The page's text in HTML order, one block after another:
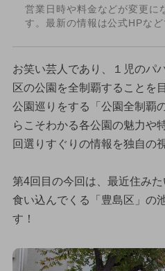
営業日時や料金などが変更に
す。最新の情報は公式HPなど
お笑い芸人であり、１児のパ
区の公園を全制覇することを
公園巡りをする「公園全制覇
らこそわかる各公園の魅力や
回選りすぐりの情報を独自の
第4回目の今回は、最近住み
食い込んでくる「豊島区」の
す！